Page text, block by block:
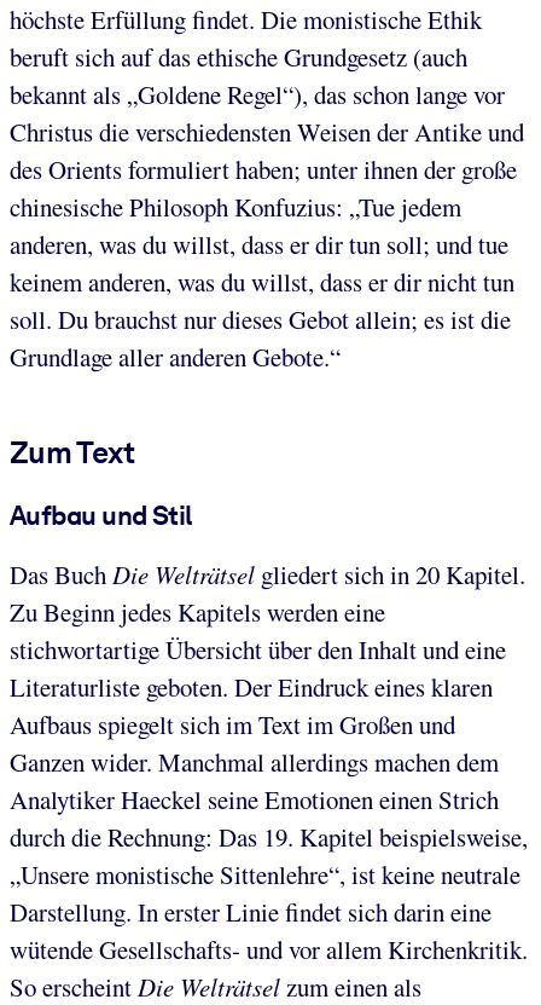
höchste Erfüllung findet. Die monistische Ethik
beruft sich auf das ethische Grundgesetz (auch
bekannt als „Goldene Regel“), das schon lange vor
Christus die verschiedensten Weisen der Antike und
des Orients formuliert haben; unter ihnen der große
chinesische Philosoph Konfuzius: „Tue jedem
anderen, was du willst, dass er dir tun soll; und tue
keinem anderen, was du willst, dass er dir nicht tun
soll. Du brauchst nur dieses Gebot allein; es ist die
Grundlage aller anderen Gebote.“
Zum Text
Aufbau und Stil
Das BuchDie Welträtsel gliedert sich in 20 Kapitel.
Zu Beginn jedes Kapitels werden eine
stichwortartige Übersicht über den Inhalt und eine
Literaturliste geboten. Der Eindruck eines klaren
Aufbaus spiegelt sich im Text im Großen und
Ganzen wider. Manchmal allerdings machen dem
Analytiker Haeckel seine Emotionen einen Strich
durch die Rechnung: Das 19. Kapitel beispielsweise,
„Unsere monistische Sittenlehre“, ist keine neutrale
Darstellung. In erster Linie findet sich darin eine
wütende Gesellschafts- und vor allem Kirchenkritik.
So erscheintDie Welträtselzum einen als